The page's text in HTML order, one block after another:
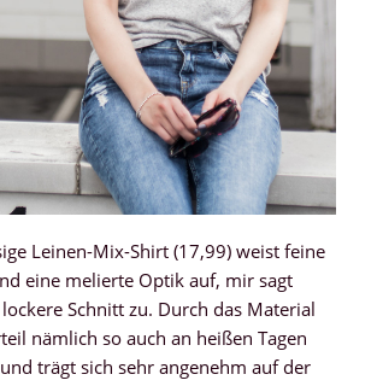
Leinen-Mix-Shirt (17,99) weist feine
eine melierte Optik auf, mir sagt
Schnitt zu. Durch das Material
nämlich so auch an heißen Tagen
trägt sich sehr angenehm auf der